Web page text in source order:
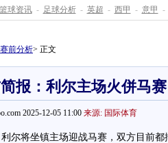
篮球资讯 - 足球分析 - 英超 - 西甲 - 意甲 -
赛前分析> 正文
报：利尔主场火併马赛
2025-12-05 11:00 来源: 国际体育
将坐镇主场迎战马赛，双方目前都